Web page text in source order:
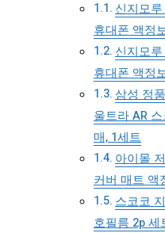
신지모
휴대폰 액정
신지모
휴대폰 액정
삼성 정
울트라 AR
매, 1세트
아이몰
커버 매트 액
스코코
호필름 2p 세